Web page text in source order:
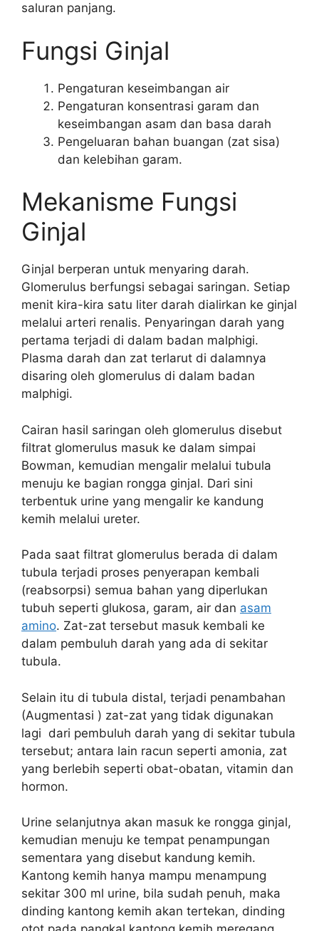
saluran panjang.
Fungsi Ginjal
Pengaturan keseimbangan air
Pengaturan konsentrasi garam dan
keseimbangan asam dan basa darah
Pengeluaran bahan buangan (zat sisa)
dan kelebihan garam.
Mekanisme Fungsi
Ginjal
Ginjal berperan untuk menyaring darah.
Glomerulus berfungsi sebagai saringan. Setiap
menit kira-kira satu liter darah dialirkan ke ginjal
melalui arteri renalis. Penyaringan darah yang
pertama terjadi di dalam badan malphigi.
Plasma darah dan zat terlarut di dalamnya
disaring oleh glomerulus di dalam badan
malphigi.
Cairan hasil saringan oleh glomerulus disebut
filtrat glomerulus masuk ke dalam simpai
Bowman, kemudian mengalir melalui tubula
menuju ke bagian rongga ginjal. Dari sini
terbentuk urine yang mengalir ke kandung
kemih melalui ureter.
Pada saat filtrat glomerulus berada di dalam
tubula terjadi proses penyerapan kembali
(reabsorpsi) semua bahan yang diperlukan
tubuh seperti glukosa, garam, air dan asam
amino. Zat-zat tersebut masuk kembali ke
dalam pembuluh darah yang ada di sekitar
tubula.
Selain itu di tubula distal, terjadi penambahan
(Augmentasi ) zat-zat yang tidak digunakan
lagi dari pembuluh darah yang di sekitar tubula
tersebut; antara lain racun seperti amonia, zat
yang berlebih seperti obat-obatan, vitamin dan
hormon.
Urine selanjutnya akan masuk ke rongga ginjal,
kemudian menuju ke tempat penampungan
sementara yang disebut kandung kemih.
Kantong kemih hanya mampu menampung
sekitar 300 ml urine, bila sudah penuh, maka
dinding kantong kemih akan tertekan, dinding